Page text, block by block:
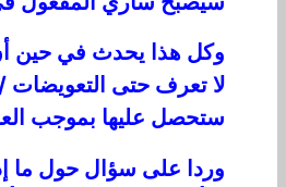
وكل هذا يحدث في حين
لا تعرف حتى التعويضات
ستحصل عليها بموجب
وردا على سؤال حول ما